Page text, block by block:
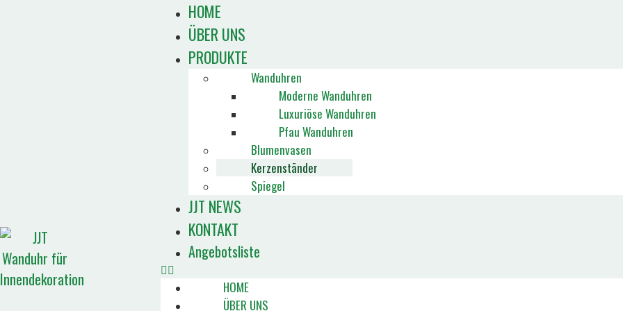
HOME
ÜBER UNS
PRODUKTE
Wanduhren
Moderne Wanduhren
Luxuriöse Wanduhren
Pfau Wanduhren
Blumenvasen
Kerzenständer
Spiegel
JJT NEWS
KONTAKT
Angebotsliste
HOME
ÜBER UNS